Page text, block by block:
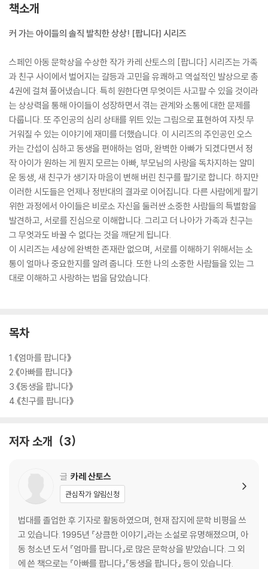
책소개
커 가는 아이들의 솔직 발칙한 상상! [팝니다] 시리즈
스페인 아동 문학상을 수상한 작가 카레 산토스의 [팝니다] 시리즈는 가족
과 친구 사이에서 벌어지는 갈등과 고민을 유쾌하고 역설적인 발상으로 총
4권에 걸쳐 풀어냈습니다. 특히 원한다면 무엇이든 사고팔 수 있을 것이라
는 상상력을 통해 아이들이 성장하면서 겪는 관계와 소통에 대한 문제를
다룹니다. 또 주인공의 심리 상태를 위트 있는 그림으로 표현하여 자칫 무
거워질 수 있는 이야기에 재미를 더했습니다. 이 시리즈의 주인공인 오스
카는 간섭이 심하고 동생을 편애하는 엄마, 완벽한 아빠가 되겠다면서 정
작 아이가 원하는 게 뭔지 모르는 아빠, 부모님의 사랑을 독차지하는 얄미
운 동생, 새 친구가 생기자 마음이 변해 버린 친구를 팔기로 합니다. 하지만
이러한 시도들은 언제나 정반대의 결과로 이어집니다. 다른 사람에게 팔기
위한 과정에서 아이들은 비로소 자신을 둘러싼 소중한 사람들의 특별함을
발견하고, 서로를 진심으로 이해합니다. 그리고 더 나아가 가족과 친구는
그 무엇과도 바꿀 수 없다는 것을 깨닫게 됩니다.
이 시리즈는 세상에 완벽한 존재란 없으며, 서로를 이해하기 위해서는 소
통이 얼마나 중요한지를 알려 줍니다. 또한 나의 소중한 사람들을 있는 그
대로 이해하고 사랑하는 법을 담았습니다.
목차
1.《엄마를 팝니다》
2.《아빠를 팝니다》
3.《동생을 팝니다》
4.《친구를 팝니다》
저자 소개 3
글 카레 산토스
관심작가 알림신청
법대를 졸업한 후 기자로 활동하였으며, 현재 잡지에 문학 비평을 쓰
고 있습니다. 1995년 『상큼한 이야기』라는 소설로 유명해졌으며, 아
동 청소년 도서 『엄마를 팝니다』로 많은 문학상을 받았습니다. 그 외
에 쓴 책으로는 『아빠를 팝니다』『동생을 팝니다』 등이 있습니다.